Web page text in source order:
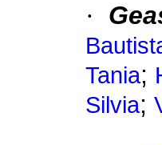
·
Tania;
Silvia;